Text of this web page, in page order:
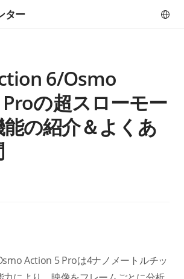
ター
6/Osmo
の超スローモー
の紹介＆よくあ
Action 5 Proは4ナノメートルチッ